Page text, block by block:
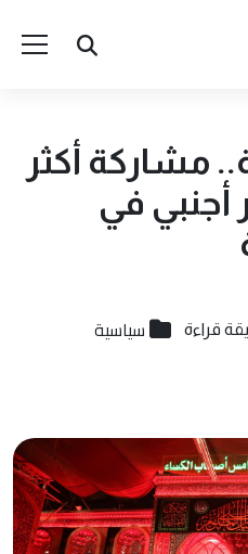
مشاركة أكثر
أجنبي في
سياسية